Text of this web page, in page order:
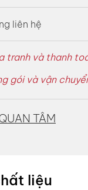
liên hệ
tranh và thanh
gói và vận
TÂM
liệu